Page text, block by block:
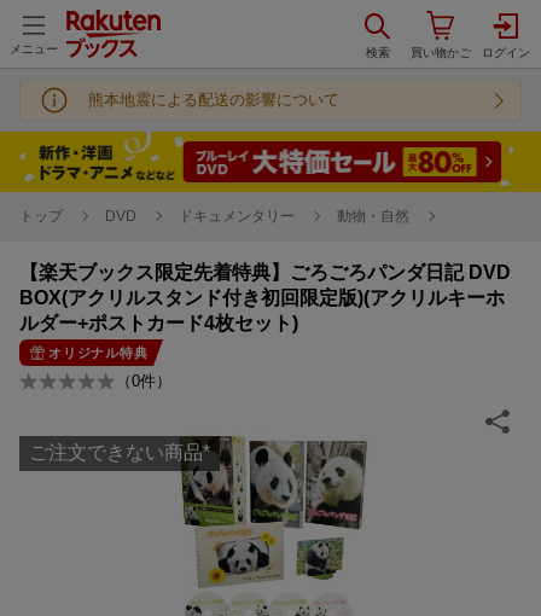
メニュー
熊本地震による配送の影響について
トップ DVD ドキュメンタリー 動物・自然
【楽天ブックス限定先着特典】ごろごろパンダ日記 DVD
BOX(アクリルスタンド付き初回限定版)(アクリルキーホ
ルダー+ポストカード4枚セット)
オリジナル特典
（0件）
ご注文できない商品*